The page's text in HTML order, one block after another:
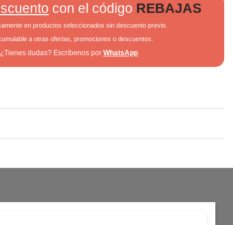
con el código REBAJAS
en productos seleccionados sin descuento previo.
a otras ofertas, promociones o descuentos.
¿Tienes dudas? Escríbenos por WhatsApp